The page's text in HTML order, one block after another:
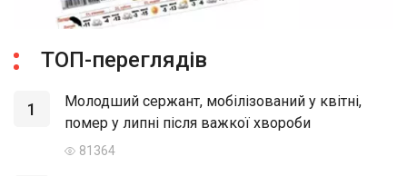
ТОП-переглядів
1
Молодший сержант, мобілізований у квітні,
помер у липні після важкої хвороби
81364